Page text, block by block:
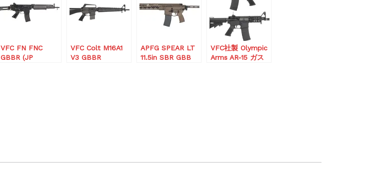
VFC FN FNC
GBBR (JP
VFC Colt M16A1
V3 GBBR
APFG SPEAR LT
11.5in SBR GBB
VFC社製 Olympic
Arms AR-15 ガス